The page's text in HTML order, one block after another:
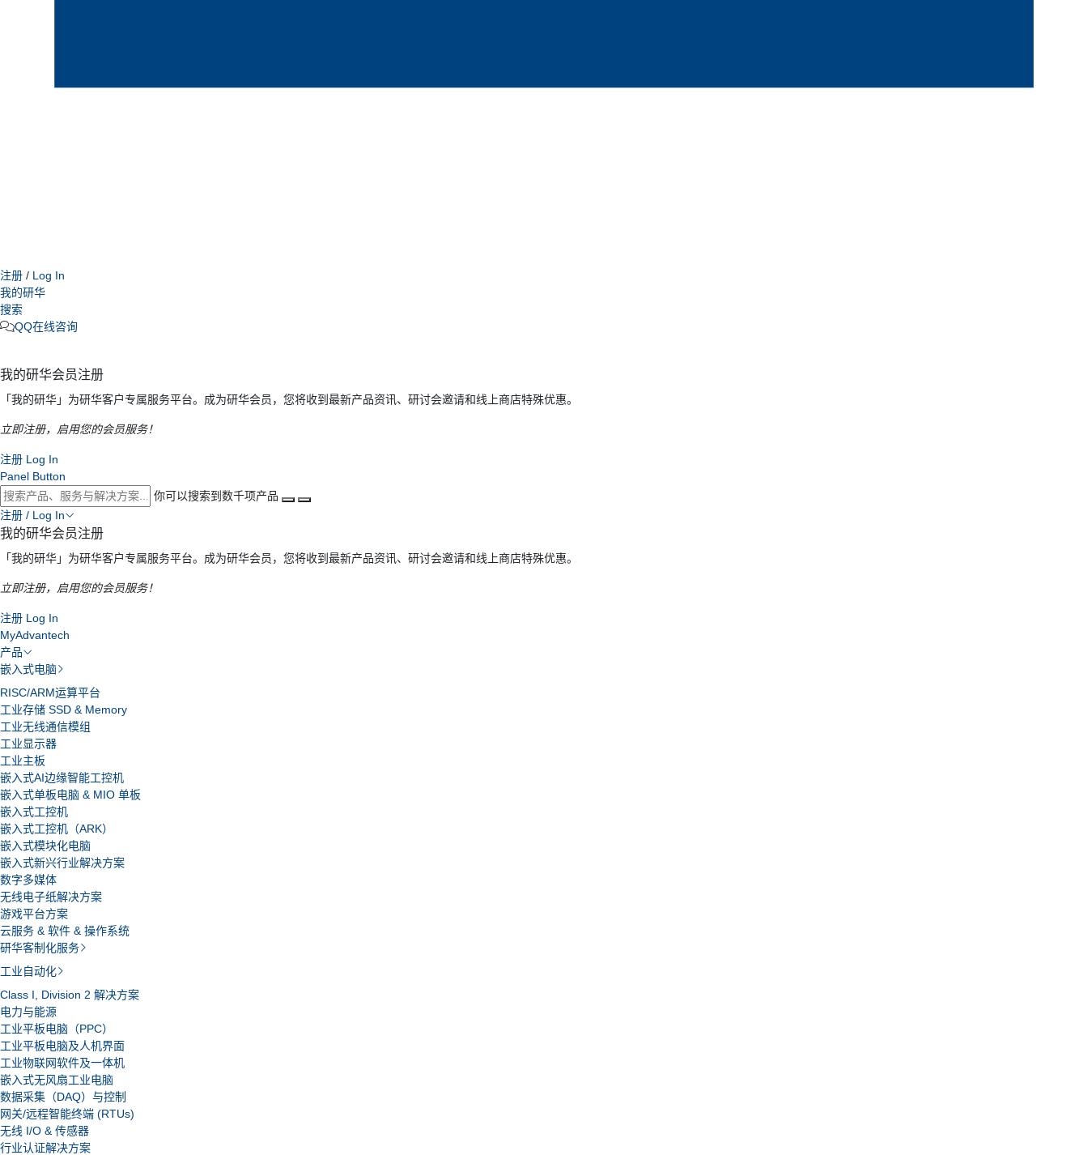
注册 / Log In
我的研华
搜索
QQ在线咨询
我的研华会员注册
「我的研华」为研华客户专属服务平台。成为研华会员，您将收到最新产品资讯、研讨会邀请和线上商店特殊优惠。
立即注册，启用您的会员服务！
注册 Log In
Panel Button
你可以搜索到数千项产品
注册 / Log In
我的研华会员注册
「我的研华」为研华客户专属服务平台。成为研华会员，您将收到最新产品资讯、研讨会邀请和线上商店特殊优惠。
立即注册，启用您的会员服务！
注册 Log In
MyAdvantech
产品
嵌入式电脑
RISC/ARM运算平台
工业存储 SSD & Memory
工业无线通信模组
工业显示器
工业主板
嵌入式AI边缘智能工控机
嵌入式单板电脑 & MIO 单板
嵌入式工控机
嵌入式工控机（ARK）
嵌入式模块化电脑
嵌入式新兴行业解决方案
数字多媒体
无线电子纸解决方案
游戏平台方案
云服务 & 软件 & 操作系统
研华客制化服务
工业自动化
Class I, Division 2 解决方案
电力与能源
工业平板电脑（PPC）
工业平板电脑及人机界面
工业物联网软件及一体机
嵌入式无风扇工业电脑
数据采集（DAQ）与控制
网关/远程智能终端 (RTUs)
无线 I/O & 传感器
行业认证解决方案